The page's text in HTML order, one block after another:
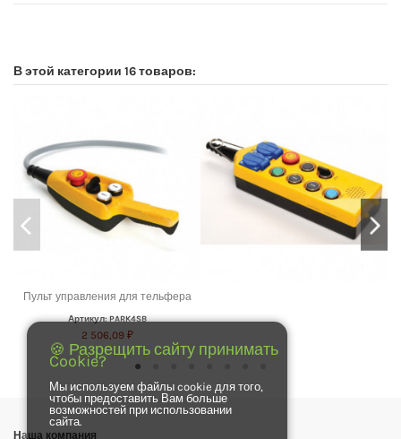
В этой категории 16 товаров:
Пульт управления для тельфера
Артикул: PARK4SB
2 506,09 ₽
Наша компания
🍪 Разрещить сайту принимать
Cookie?
Мы используем файлы cookie для того,
чтобы предоставить Вам больше
возможностей при использовании
сайта.